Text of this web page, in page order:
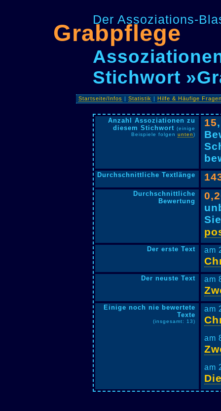
Der Assoziations-
Grabpflege
Stichwort
Startseite/Infos |Statistik |Hilfe & Häufige
Anzahl Assoziationen zu
diesem Stichwort (einige
Beispiele folgen unten)
15
Durchschnittliche Textlänge
Durchschnittliche
Bewertung
Der erste Text am
Der neuste Text am
Einige noch nie bewertete
Texte
(insgesamt: 13)
am
am
am